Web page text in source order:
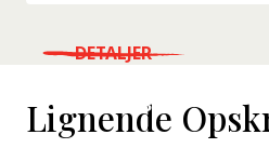
WHERE TO BUY
DETALJER
Lignende